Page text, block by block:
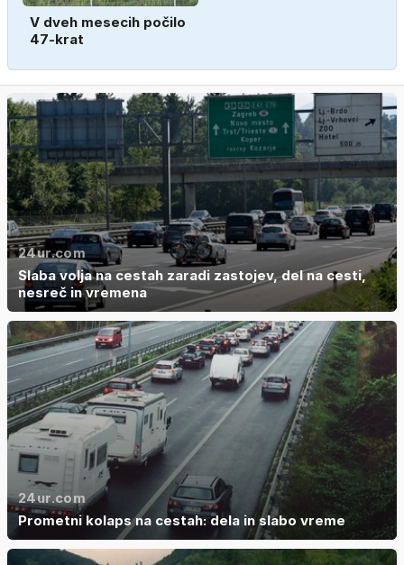
V dveh mesecih počilo
47-krat
24ur.com
Slaba volja na cestah zaradi zastojev, del na cesti,
nesreč in vremena
24ur.com
Prometni kolaps na cestah: dela in slabo vreme